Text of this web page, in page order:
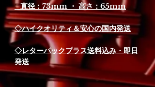
直径：73mm ・ 高さ：65mm
◇ハイクオリティ＆安心の国内発送
◇レターパックプラス送料込み・即日
発送